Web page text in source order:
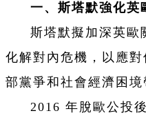
一、斯塔默強化英
斯塔默擬加深英歐
化解對內危機，以應
部黨爭和社會經濟困境
2016 年脫歐公投